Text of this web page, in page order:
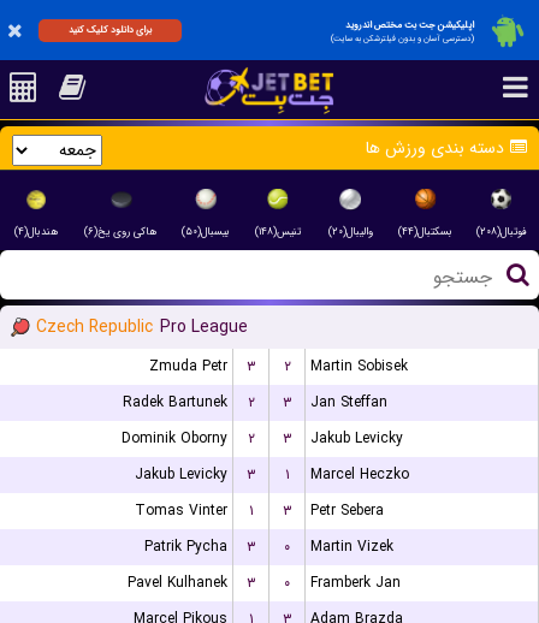
اپلیکیشن جت بت مختص اندروید
(دسترسی آسان و بدون فیلترشکن به سایت)
برای دانلود کلیک کنید
دسته بندی ورزش ها
فوتبال(۲۰۸) بسکتبال(۴۴) والیبال(۲۰) تنیس(۱۴۸) بیسبال(۵۰) هاکی روی یخ(۶) هندبال(۴)
Czech Republic Pro League
Zmuda Petr ۳ ۲
Martin Sobisek
Radek Bartunek
۲ ۳
Jan Steffan
Dominik Oborny
۲ ۳
Jakub Levicky
Jakub Levicky
۳ ۱
Marcel Heczko
Tomas Vinter
۱ ۳
Petr Sebera
Patrik Pycha
۳ ۰
Martin Vizek
Pavel Kulhanek
۳ ۰
Framberk Jan